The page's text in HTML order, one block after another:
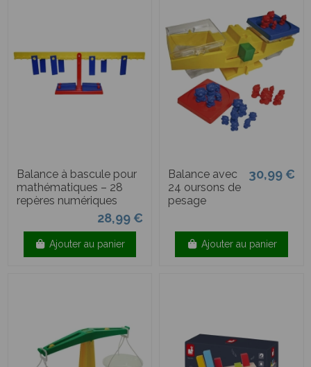
Balance à bascule pour
mathématiques – 28
repères numériques
28,99 €
Ajouter au panier
Balance avec
24 oursons de
pesage
30,99 €
Ajouter au panier